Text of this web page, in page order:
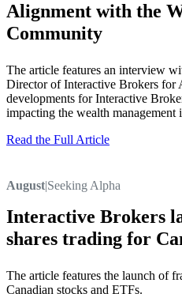
Alignment with the
Community
The article features an interview
Director of Interactive Brokers for
developments for Interactive
impacting the wealth management
Read the Full Article
August|Seeking Alpha
Interactive Brokers
shares trading for
The article features the launch of
Canadian stocks and ETFs.